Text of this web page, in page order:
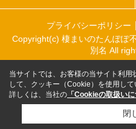
プライバシーポリシー
Copyright(c) 棲まいのたんぽぽ
別名 All
当サイトでは、お客様の当サイト利用
して、クッキー（Cookie）を使用して
詳しくは、当社の 「Cookieの取扱いに
閉